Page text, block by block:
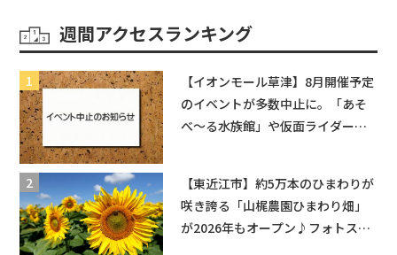
週間アクセスランキング
【イオンモール草津】8月開催予定
のイベントが多数中止に。「あそ
べ〜る水族館」や仮面ライダーシ
【東近江市】約5万本のひまわりが
咲き誇る「山梶農園ひまわり畑」
が2026年もオープン♪フォトスポ